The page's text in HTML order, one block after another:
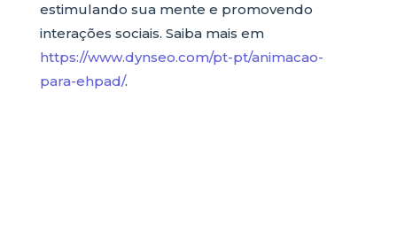
estimulando sua mente e promovendo
interações sociais. Saiba mais em
https://www.dynseo.com/pt-pt/animacao-
para-ehpad/.